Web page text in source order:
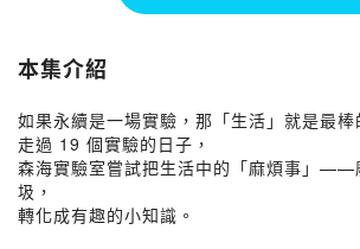
本集介紹
如果永續是一場實驗，那「生活」就是最棒
走過 19 個實驗的日子，
森海實驗室嘗試把生活中的「麻煩事」——
圾，
轉化成有趣的小知識。